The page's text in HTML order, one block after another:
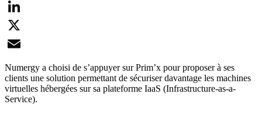
Facebook
LinkedIn
X
Email
Numergy a choisi de s’appuyer sur Prim’x pour proposer à ses
clients une solution permettant de sécuriser davantage les machines
virtuelles hébergées sur sa plateforme IaaS (Infrastructure-as-a-
Service).